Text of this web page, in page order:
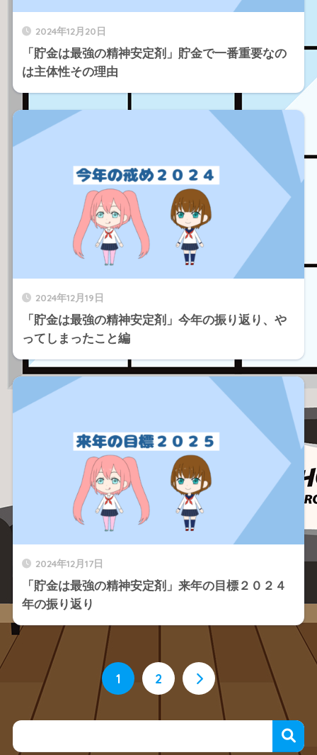
2024年12月20日
「貯金は最強の精神安定剤」貯金で一番重要なの
は主体性その理由
2024年12月19日
「貯金は最強の精神安定剤」今年の振り返り、や
ってしまったこと編
2024年12月17日
「貯金は最強の精神安定剤」来年の目標２０２４
年の振り返り
1 2